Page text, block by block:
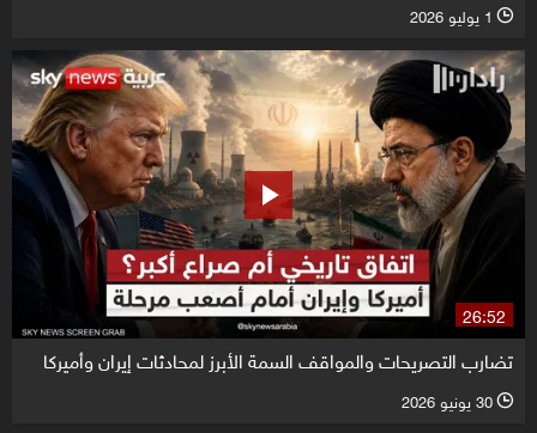
l 1 يوليو 2026
26:52
تضارب التصريحات والمواقف السمة الأبرز لمحادثات إيران وأميركا
l 30 يونيو 2026